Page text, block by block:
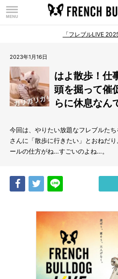
「フレブルLIVE
2023年1月16日
はよ散歩！仕
頭を掘って催
らに休息なん
今回は、やりたい放題なフレブルた
さんに「散歩に行きたい」とおねだ
ールの仕方がね…すごいのよね…。
Share Tweet